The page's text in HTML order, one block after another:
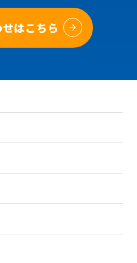
はこちら